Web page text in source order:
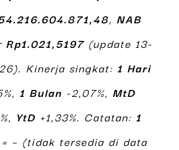
, NAB
Rp1.021,5197(update 13-
Kinerja singkat: 1 Hari
1 Bulan -2,07%, MtD
YtD +1,33%. Catatan: 1
= – (tidak tersedia di data